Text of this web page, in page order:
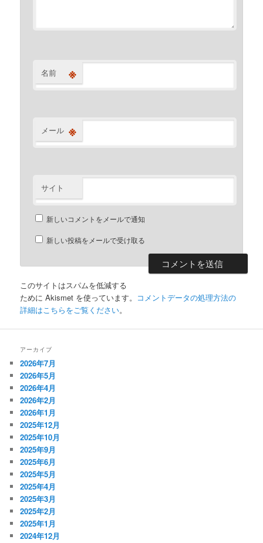
名前 ※
メール ※
サイト
新しいコメントをメールで通知
新しい投稿をメールで受け取る
このサイトはスパムを低減する
ために Akismet を使っています。 コメントデータの処理方法の
詳細はこちらをご覧ください。
アーカイブ
2026年7月
2026年5月
2026年4月
2026年2月
2026年1月
2025年12月
2025年10月
2025年9月
2025年6月
2025年5月
2025年4月
2025年3月
2025年2月
2025年1月
2024年12月